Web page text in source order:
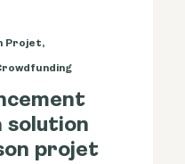
Projet,
solution
projet